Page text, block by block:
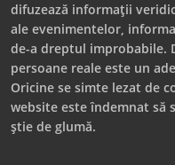
difuzează informații
ale evenimentelor,
de-a dreptul improbabile.
persoane reale este un
Oricine se simte lezat de
website este îndemnat să
știe de glumă.